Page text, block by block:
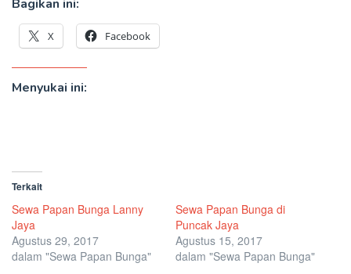
Bagikan ini:
X Facebook
Menyukai ini:
Terkait
Sewa Papan Bunga Lanny
Jaya
Agustus 29, 2017
dalam "Sewa Papan Bunga"
Sewa Papan Bunga di
Puncak Jaya
Agustus 15, 2017
dalam "Sewa Papan Bunga"